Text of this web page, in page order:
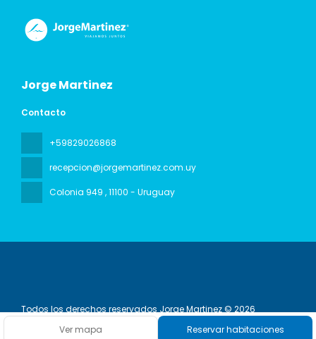
Ver mapa Reservar habitaciones
Jorge Martinez
Contacto
+59829026868
recepcion@jorgemartinez.com.uy
Colonia 949 , 11100 - Uruguay
Todos los derechos reservados Jorge Martinez © 2026
Política de privacidad